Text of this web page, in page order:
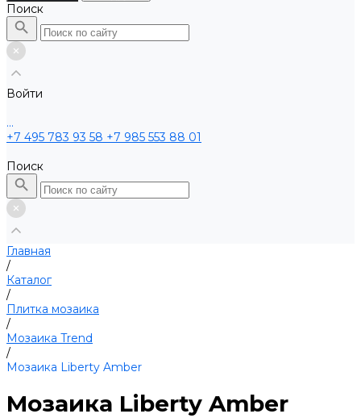
Поиск
Войти
...
+7 495 783 93 58 +7 985 553 88 01
Поиск
Главная
/
Каталог
/
Плитка мозаика
/
Мозаика Trend
/
Мозаика Liberty Amber
Мозаика Liberty Amber